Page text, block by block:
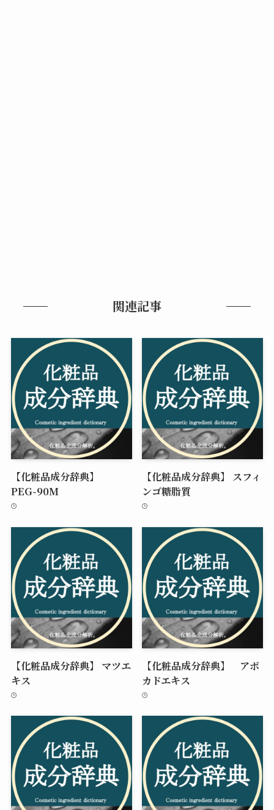
関連記事
【化粧品成分辞典】
PEG-90M
【化粧品成分辞典】 スフィ
ンゴ糖脂質
【化粧品成分辞典】 マツエ
キス
【化粧品成分辞典】 アボ
カドエキス